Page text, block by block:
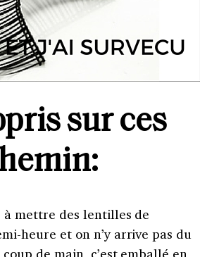
sur ces
à mettre des lentilles de
heure et on n’y arrive pas du
de main, c’est emballé en